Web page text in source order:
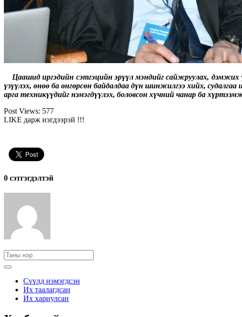
Цаашид иргэдийн сэтгэцийн эрүүл мэндийг сайжруулах, дэмжих
үзүүлэх, өнөө ба өнгөрсөн байдалдаа дүн шинжилгээ хийх,
арга техникүүдийг нэмэгдүүлэх, боловсон хүчний чанар ба
Post Views: 577
LIKE дарж нэгдээрэй !!!
0 cэтгэгдэлтэй
Сүүлд нэмэгдсэн
Их таалагдсан
Их хариулсан